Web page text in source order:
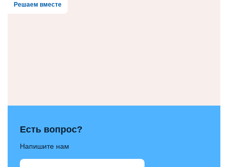
Решаем вместе
Есть вопрос?
Напишите нам